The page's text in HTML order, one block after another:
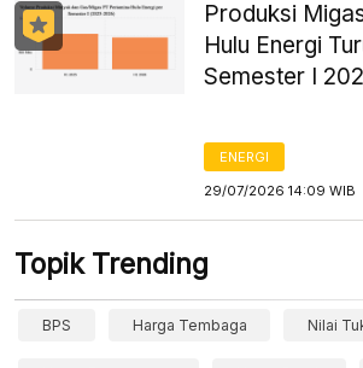
Produksi
Hulu Energi
Semester I
ENERGI
29/07/2026 14:09 WIB
Topik Trending
BPS Harga Tembaga Nilai